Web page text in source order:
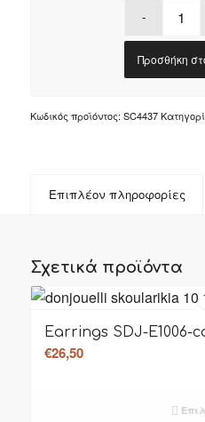
Προσθήκη
Κωδικός προϊόντος: SC4437
Επιπλέον πληροφορίες
Σχετικά προϊόντα
Earrings SDJ-
€26,50